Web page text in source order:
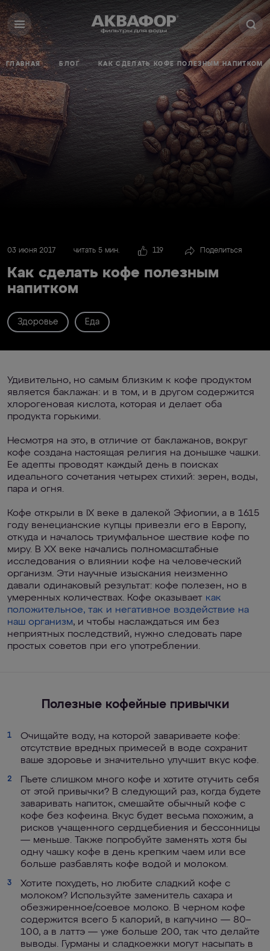
ГЛАВНАЯ БЛОГ КАК СДЕЛАТЬ КОФЕ ПОЛЕЗНЫМ НАПИТКОМ
03 июня 2017 читать 5 мин. 119 Поделиться
Как сделать кофе полезным
напитком
Здоровье Еда
Удивительно, но самым близким к кофе продуктом
является баклажан: и в том, и в другом содержится
хлорогеновая кислота, которая и делает оба
продукта горькими.
Несмотря на это, в отличие от баклажанов, вокруг
кофе создана настоящая религия на донышке чашки.
Ее адепты проводят каждый день в поисках
идеального сочетания четырех стихий: зерен, воды,
пара и огня.
Кофе открыли в IX веке в далекой Эфиопии, а в 1615
году венецианские купцы привезли его в Европу,
откуда и началось триумфальное шествие кофе по
миру. В ХХ веке начались полномасштабные
исследования о влиянии кофе на человеческий
организм. Эти научные изыскания неизменно
давали одинаковый результат: кофе полезен, но в
умеренных количествах. Кофе оказывает как
положительное, так и негативное воздействие на
наш организм, и чтобы наслаждаться им без
неприятных последствий, нужно следовать паре
простых советов при его употреблении.
Полезные кофейные привычки
1
Очищайте воду, на которой завариваете кофе:
отсутствие вредных примесей в воде сохранит
ваше здоровье и значительно улучшит вкус кофе.
2
Пьете слишком много кофе и хотите отучить себя
от этой привычки? В следующий раз, когда будете
заваривать напиток, смешайте обычный кофе с
кофе без кофеина. Вкус будет весьма похожим, а
рисков учащенного сердцебиения и бессонницы
— меньше. Также попробуйте заменять хотя бы
одну чашку кофе в день крепким чаем или все
больше разбавлять кофе водой и молоком.
3
Хотите похудеть, но любите сладкий кофе с
молоком? Используйте заменитель сахара и
обезжиренное/соевое молоко. В черном кофе
содержится всего 5 калорий, в капучино — 80–
100, а в латтэ — уже больше 200, так что делайте
выводы. Гурманы и сладкоежки могут насыпать в